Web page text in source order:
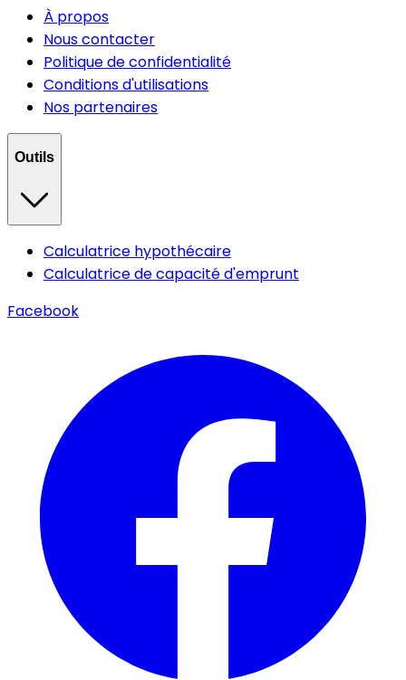
À propos
Nous contacter
Politique de confidentialité
Conditions d'utilisations
Nos partenaires
Outils
Calculatrice hypothécaire
Calculatrice de capacité d'emprunt
Facebook